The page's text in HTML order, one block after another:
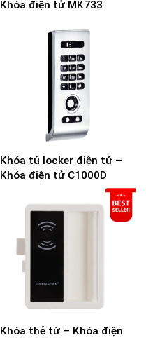
Khóa điện tử MK733
Khóa tủ locker điện tử –
Khóa điện tử C1000D
Khóa thẻ từ – Khóa điện